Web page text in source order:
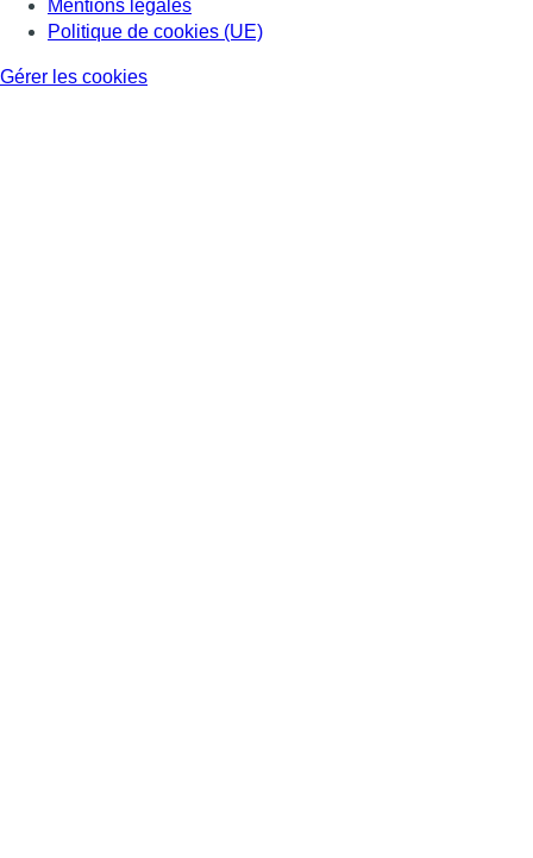
Mentions légales
Politique de cookies (UE)
Gérer les cookies